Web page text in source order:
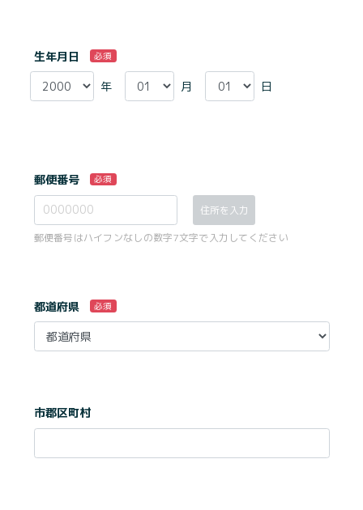
生年月日 必須
年 月 日
郵便番号 必須
住所を入力
郵便番号はハイフンなしの数字7文字で入力してください
都道府県 必須
市郡区町村